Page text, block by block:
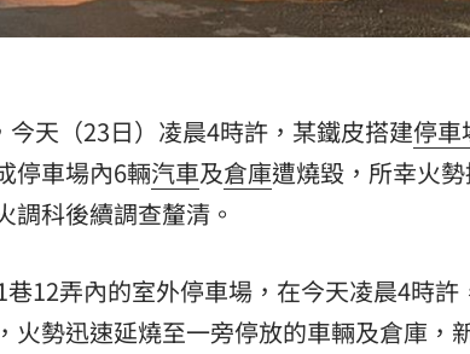
形 12:00
！ 10:30
今天（23日）凌晨4時許，某鐵皮搭建停車
停車場內6輛汽車及倉庫遭燒毀，所幸火
調科後續調查釐清。
12弄內的室外停車場，在今天凌晨4時許
火勢迅速延燒至一旁停放的車輛及倉庫，